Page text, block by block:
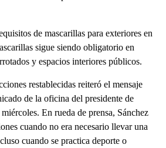
de mascarillas para exteriores en
sigue siendo obligatorio en
y espacios interiores públicos.
restablecidas reiteró el mensaje
de la oficina del presidente de
En rueda de prensa, Sánchez
cuando no era necesario llevar una
cuando se practica deporte o